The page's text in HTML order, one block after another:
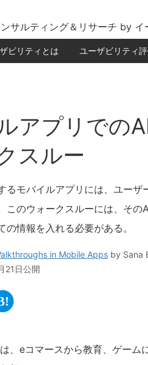
サルティング＆リサーチ by イ
ビリティとは ユーザビリティ
アプリでの
スルー
るモバイルアプリには、ユー
このウォークスルーには、そ
の情報を入れる必要がある。
in Mobile Apps by Sana
21日公開
は、eコマースから教育、ゲー